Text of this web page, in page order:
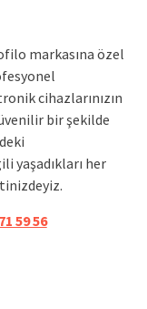
markasına özel
cihazlarınızın
bir şekilde
her
59 56